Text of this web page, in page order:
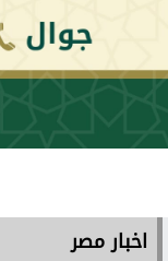
اخبار مصر